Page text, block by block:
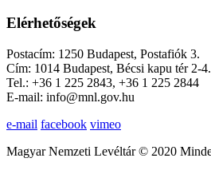
Elérhetőségek
Postacím: 1250 Budapest, Postafiók 3.
Cím: 1014 Budapest, Bécsi kapu tér 2-4.
Tel.: +36 1 225 2843, +36 1 225 2844
E-mail: info@mnl.gov.hu
e-mail facebook vimeo
Magyar Nemzeti Levéltár © 2020